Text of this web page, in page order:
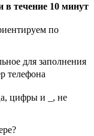
течение 10 минут
по
для заполнения
телефона
цифры и _, не